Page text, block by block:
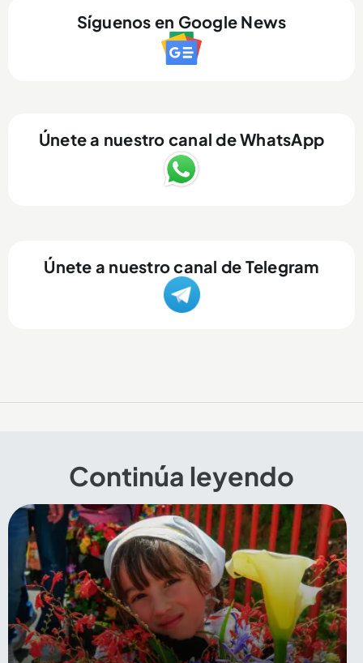
Síguenos en Google News
Únete a nuestro canal de WhatsApp
Únete a nuestro canal de Telegram
Continúa leyendo